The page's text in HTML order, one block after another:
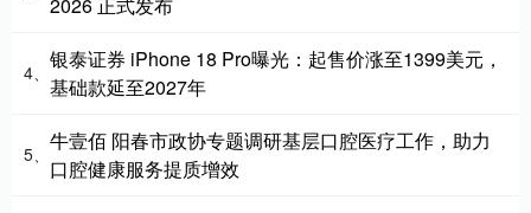
4、
银泰证券 iPhone 18 Pro曝光：起售价涨至1399美元，
基础款延至2027年
5、
牛壹佰 阳春市政协专题调研基层口腔医疗工作，助力
口腔健康服务提质增效